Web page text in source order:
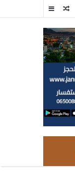
إضافة
جانبي
مقال